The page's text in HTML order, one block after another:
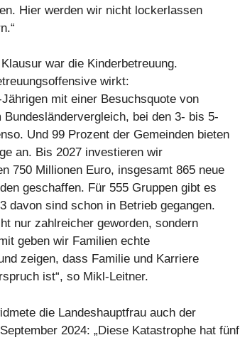
Hier werden wir nicht lockerlassen
war die Kinderbetreuung.
wirkt:
mit einer Besuchsquote von
bei den 3- bis 5-
Und 99 Prozent der Gemeinden bieten
an. Bis 2027 investieren wir
750 Millionen Euro, insgesamt 865 neue
geschaffen. Für 555 Gruppen gibt es
davon sind schon in Betrieb gegangen.
nur zahlreicher geworden, sondern
geben wir Familien echte
zeigen, dass Familie und Karriere
ist“, so Mikl-Leitner.
die Landeshauptfrau auch der
2024: „Diese Katastrophe hat fünf